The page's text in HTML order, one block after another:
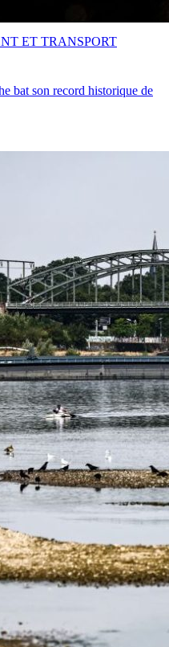
bat son record historique de
ET TRANSPORT